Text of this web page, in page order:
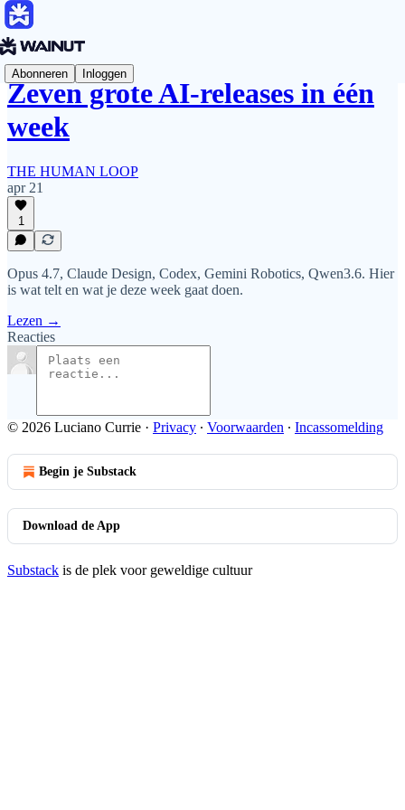
Abonneren Inloggen
Zeven grote AI-releases in één
week
THE HUMAN LOOP
apr 21
1
Opus 4.7, Claude Design, Codex, Gemini Robotics, Qwen3.6. Hier
is wat telt en wat je deze week gaat doen.
Lezen →
Reacties
© 2026 Luciano Currie · Privacy ∙ Voorwaarden ∙ Incassomelding
Begin je Substack
Download de App
Substack is de plek voor geweldige cultuur